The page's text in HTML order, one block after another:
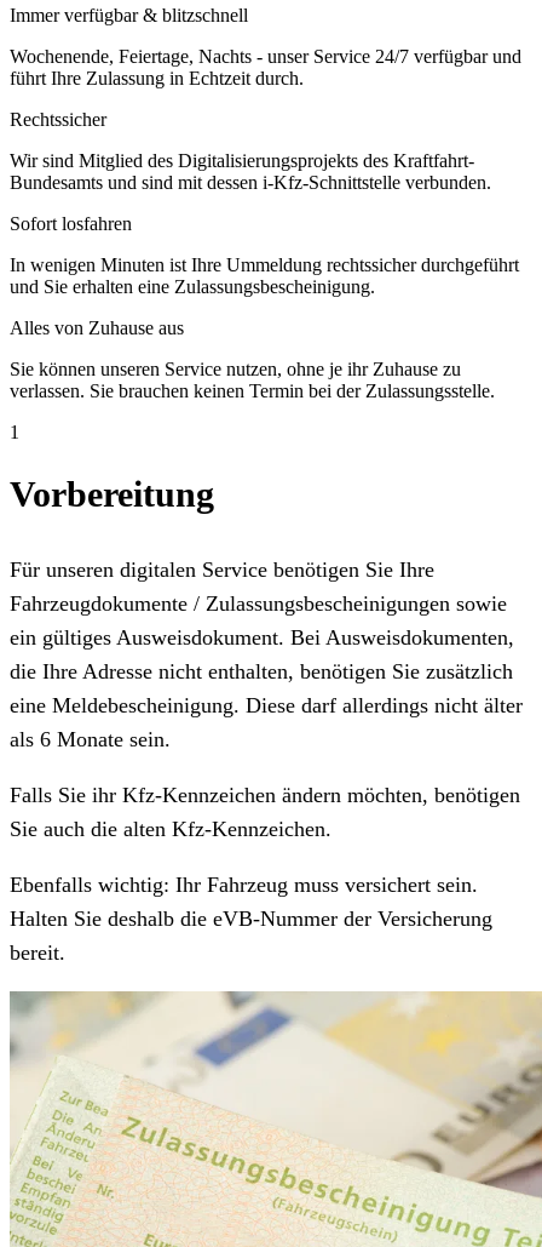
Immer verfügbar & blitzschnell
Wochenende, Feiertage, Nachts - unser Service 24/7 verfügbar und
führt Ihre Zulassung in Echtzeit durch.
Rechtssicher
Wir sind Mitglied des Digitalisierungsprojekts des Kraftfahrt-
Bundesamts und sind mit dessen i-Kfz-Schnittstelle verbunden.
Sofort losfahren
In wenigen Minuten ist Ihre Ummeldung rechtssicher durchgeführt
und Sie erhalten eine Zulassungsbescheinigung.
Alles von Zuhause aus
Sie können unseren Service nutzen, ohne je ihr Zuhause zu
verlassen. Sie brauchen keinen Termin bei der Zulassungsstelle.
1
Vorbereitung
Für unseren digitalen Service benötigen Sie Ihre
Fahrzeugdokumente / Zulassungsbescheinigungen sowie
ein gültiges Ausweisdokument. Bei Ausweisdokumenten,
die Ihre Adresse nicht enthalten, benötigen Sie zusätzlich
eine Meldebescheinigung. Diese darf allerdings nicht älter
als 6 Monate sein.
Falls Sie ihr Kfz-Kennzeichen ändern möchten, benötigen
Sie auch die alten Kfz-Kennzeichen.
Ebenfalls wichtig: Ihr Fahrzeug muss versichert sein.
Halten Sie deshalb die eVB-Nummer der Versicherung
bereit.